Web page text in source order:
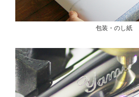
包装・のし紙